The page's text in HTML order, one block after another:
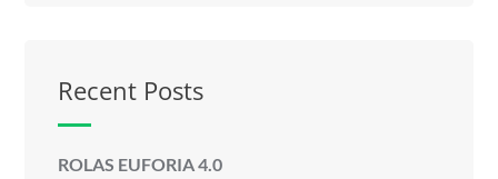
Recent Posts
ROLAS EUFORIA 4.0